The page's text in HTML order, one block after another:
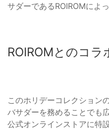
サダーであるROIROMによ
ROIROMとのコラ
このホリデーコレクション
バサダーを務めることでも
公式オンラインストアに特